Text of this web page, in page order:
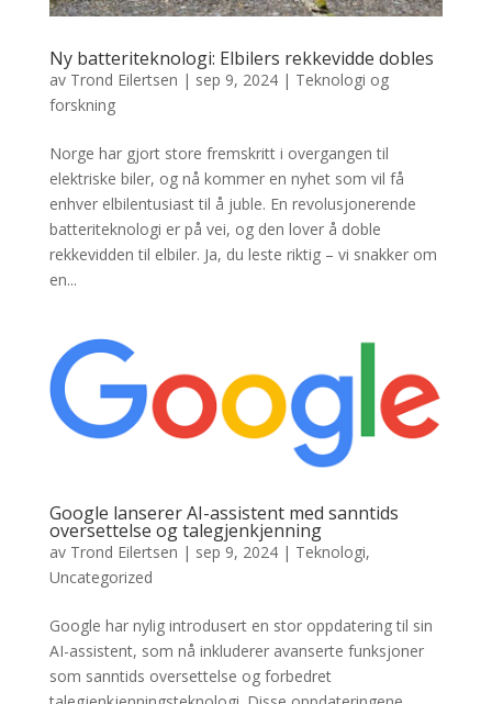
Ny batteriteknologi: Elbilers rekkevidde dobles
av Trond Eilertsen | sep 9, 2024| Teknologi og
forskning
Norge har gjort store fremskritt i overgangen til
elektriske biler, og nå kommer en nyhet som vil få
enhver elbilentusiast til å juble. En revolusjonerende
batteriteknologi er på vei, og den lover å doble
rekkevidden til elbiler. Ja, du leste riktig – vi snakker om
en...
Google lanserer AI-assistent med sanntids
oversettelse og talegjenkjenning
av Trond Eilertsen | sep 9, 2024| Teknologi,
Uncategorized
Google har nylig introdusert en stor oppdatering til sin
AI-assistent, som nå inkluderer avanserte funksjoner
som sanntids oversettelse og forbedret